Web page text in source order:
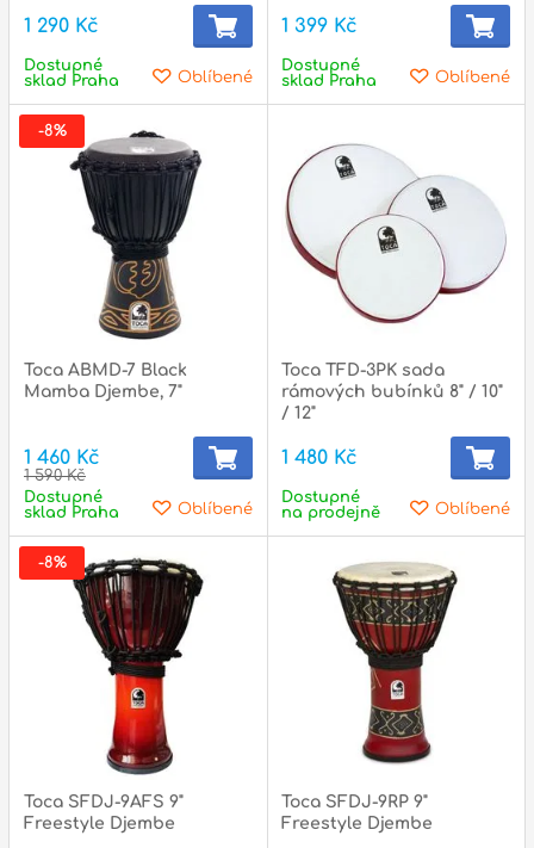
1 290 Kč
Oblíbené
Dostupné
sklad Praha
1 399 Kč
Oblíbené
Dostupné
sklad Praha
Toca ABMD-7 Black
Mamba Djembe, 7"
1 460 Kč
1 590 Kč
Oblíbené
Dostupné
sklad Praha
-8%
Toca TFD-3PK sada
rámových bubínků 8" / 10"
/ 12"
1 480 Kč
Oblíbené
Dostupné
na prodejně
Toca SFDJ-9AFS 9"
Freestyle Djembe
-8%
Toca SFDJ-9RP 9"
Freestyle Djembe